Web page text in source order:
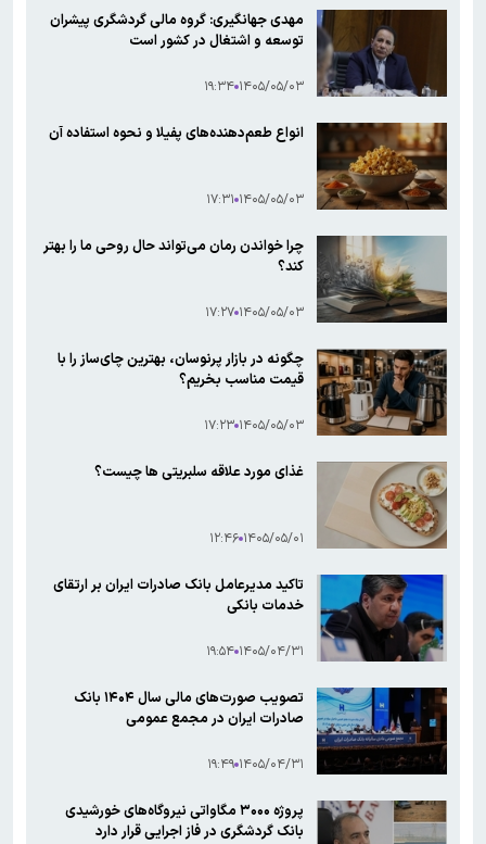
مهدی جهانگیری: گروه مالی گردشگری پیشران
توسعه و اشتغال در کشور است
۱۴۰۵/۰۵/۰۳ ۱۹:۳۴
انواع طعم‌دهنده‌های پفیلا و نحوه استفاده آن
۱۴۰۵/۰۵/۰۳ ۱۷:۳۱
چرا خواندن رمان می‌تواند حال روحی ما را بهتر
کند؟
۱۴۰۵/۰۵/۰۳ ۱۷:۲۷
چگونه در بازار پرنوسان، بهترین چای‌ساز را با
قیمت مناسب بخریم؟
۱۴۰۵/۰۵/۰۳ ۱۷:۲۳
غذای مورد علاقه سلبریتی ها چیست؟
۱۴۰۵/۰۵/۰۱ ۱۲:۴۶
تاکید مدیرعامل بانک صادرات ایران بر ارتقای
خدمات بانکی​
۱۴۰۵/۰۴/۳۱ ۱۹:۵۴
​تصویب صورت‌های مالی سال ۱۴۰۴ بانک
صادرات ایران در مجمع عمومی
۱۴۰۵/۰۴/۳۱ ۱۹:۴۹
پروژه ۳۰۰۰ مگاواتی نیروگاه‌های خورشیدی
بانک گردشگری در فاز اجرایی قرار دارد